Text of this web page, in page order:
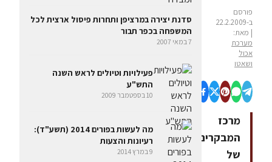
פורסם
ב-22.2.2009
| מאת:
מערכת
אכול
ושאטו
מרכז
המבקרים
של
סדנת יצירה במרציפן ותחרות פיסול ארצית לכל
המשפחה בכפר תבור
7 במאי 2007
פעילויות וטיולים לראש השנה
התש"ע
10 בספטמבר 2009
מה לעשות בפורים 2014 (תשע"ד):
רעיונות והצעות
9 במרץ 2014